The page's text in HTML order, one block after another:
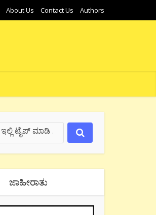
About Us Contact Us Authors
ಜಾಹೀರಾತು